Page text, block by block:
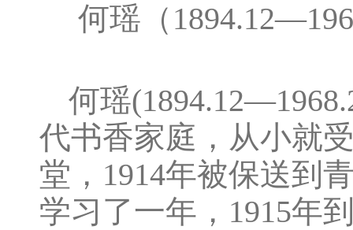
何瑶（
何瑶
代书香家庭，从小就
堂，1914年被保送到
学习了一年，1915年